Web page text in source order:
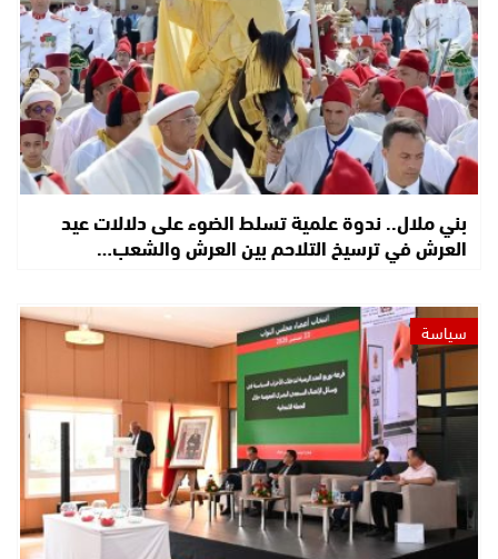
بني ملال.. ندوة علمية تسلط الضوء على دلالات عيد
العرش في ترسيخ التلاحم بين العرش والشعب…
سياسة